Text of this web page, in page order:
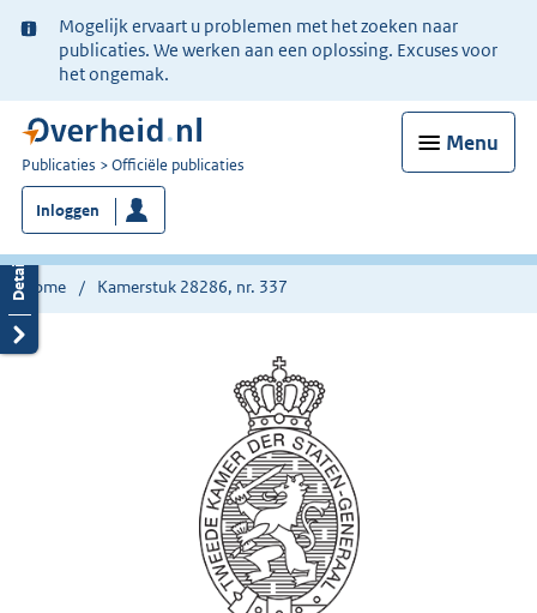
Ter
informatie:
Mogelijk ervaart u problemen met het zoeken naar
publicaties. We werken aan een oplossing. Excuses voor
het ongemak.
Menu
U
bent
nu
hier:
Publicaties Officiële publicaties
Inloggen
Home Kamerstuk 28286, nr. 337